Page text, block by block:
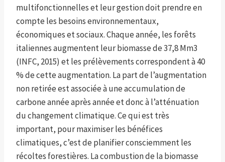
multifonctionnelles et leur gestion doit prendre en
compte les besoins environnementaux,
économiques et sociaux. Chaque année, les forêts
italiennes augmentent leur biomasse de 37,8 Mm3
(INFC, 2015) et les prélèvements correspondent à 40
% de cette augmentation. La part de l’augmentation
non retirée est associée à une accumulation de
carbone année après année et donc à l’atténuation
du changement climatique. Ce qui est très
important, pour maximiser les bénéfices
climatiques, c’est de planifier consciemment les
récoltes forestières. La combustion de la biomasse